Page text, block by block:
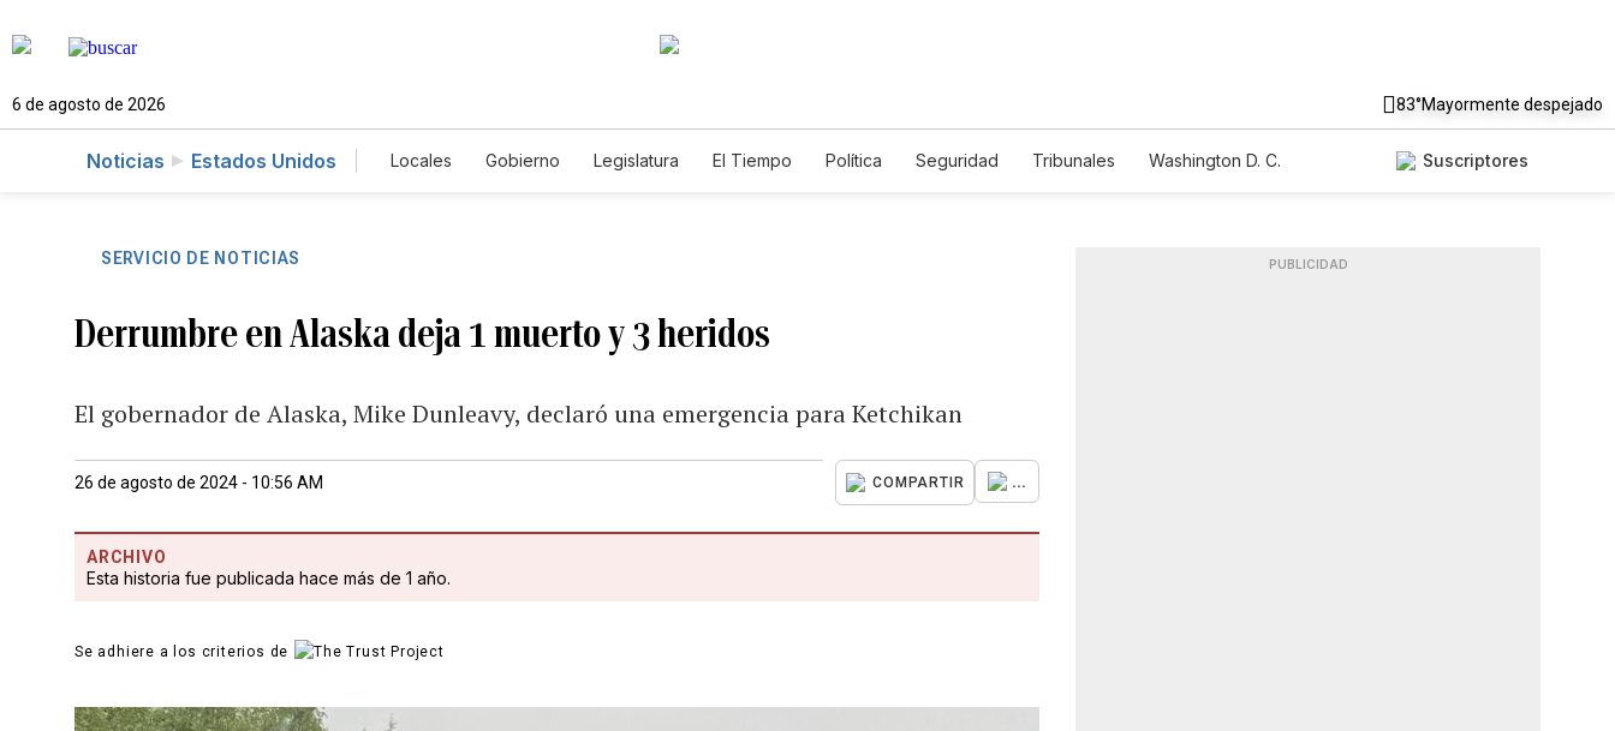
6 de agosto de 2026 83°Mayormente despejado
Noticias Estados Unidos Locales Gobierno Legislatura El Tiempo Política Seguridad Tribunales
Washington D. C.
Suscriptores
SERVICIO DE NOTICIAS
Derrumbre en Alaska deja 1 muerto y 3 heridos
El gobernador de Alaska, Mike Dunleavy, declaró una emergencia para Ketchikan
26 de agosto de 2024 - 10:56 AM COMPARTIR ...
ARCHIVO
Esta historia fue publicada hace más de 1 año.
Se adhiere a los criterios de
PUBLICIDAD